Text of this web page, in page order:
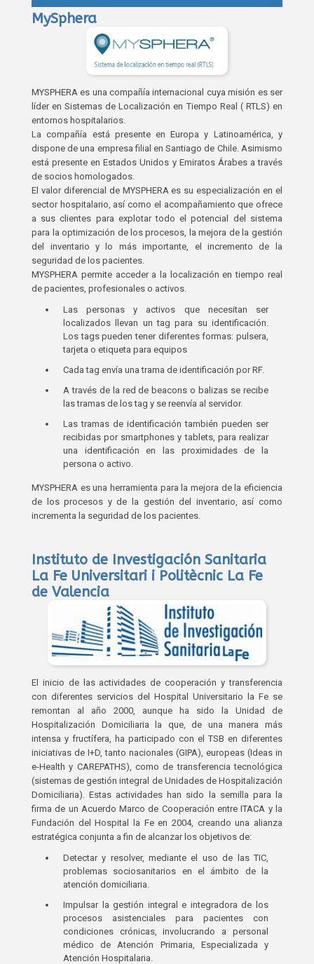
MySphera
MYSPHERA es una compañía internacional cuya misión es ser
líder en Sistemas de Localización en Tiempo Real ( RTLS) en
entornos hospitalarios.
La compañía está presente en Europa y Latinoamérica, y
dispone de una empresa filial en Santiago de Chile. Asimismo
está presente en Estados Unidos y Emiratos Árabes a través
de socios homologados.
El valor diferencial de MYSPHERA es su especialización en el
sector hospitalario, así como el acompañamiento que ofrece
a sus clientes para explotar todo el potencial del sistema
para la optimización de los procesos, la mejora de la gestión
del inventario y lo más importante, el incremento de la
seguridad de los pacientes.
MYSPHERA permite acceder a la localización en tiempo real
de pacientes, profesionales o activos.
Las personas y activos que necesitan ser
localizados llevan un tag para su identificación.
Los tags pueden tener diferentes formas: pulsera,
tarjeta o etiqueta para equipos
Cada tag envía una trama de identificación por RF.
A través de la red de beacons o balizas se recibe
las tramas de los tag y se reenvía al servidor.
Las tramas de identificación también pueden ser
recibidas por smartphones y tablets, para realizar
una identificación en las proximidades de la
persona o activo.
MYSPHERA es una herramienta para la mejora de la eficiencia
de los procesos y de la gestión del inventario, así como
incrementa la seguridad de los pacientes.
Instituto de Investigación Sanitaria
La Fe Universitari i Politècnic La Fe
de Valencia
El inicio de las actividades de cooperación y transferencia
con diferentes servicios del Hospital Universitario la Fe se
remontan al año 2000, aunque ha sido la Unidad de
Hospitalización Domiciliaria la que, de una manera más
intensa y fructífera, ha participado con el TSB en diferentes
iniciativas de I+D, tanto nacionales (GIPA), europeas (Ideas in
e-Health y CAREPATHS), como de transferencia tecnológica
(sistemas de gestión integral de Unidades de Hospitalización
Domiciliaria). Estas actividades han sido la semilla para la
firma de un Acuerdo Marco de Cooperación entre ITACA y la
Fundación del Hospital la Fe en 2004, creando una alianza
estratégica conjunta a fin de alcanzar los objetivos de:
Detectar y resolver, mediante el uso de las TIC,
problemas sociosanitarios en el ámbito de la
atención domiciliaria.
Impulsar la gestión integral e integradora de los
procesos asistenciales para pacientes con
condiciones crónicas, involucrando a personal
médico de Atención Primaria, Especializada y
Atención Hospitalaria.